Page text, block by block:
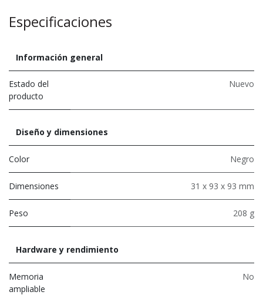
Especificaciones
Información general
Estado del
producto
Nuevo
Diseño y dimensiones
Color Negro
Dimensiones 31 x 93 x 93 mm
Peso 208 g
Hardware y rendimiento
Memoria
ampliable
No